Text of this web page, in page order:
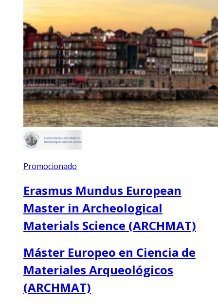
Promocionado
Erasmus Mundus European
Master in Archeological
Materials Science (ARCHMAT)
Máster Europeo en Ciencia de
Materiales Arqueológicos
(ARCHMAT)